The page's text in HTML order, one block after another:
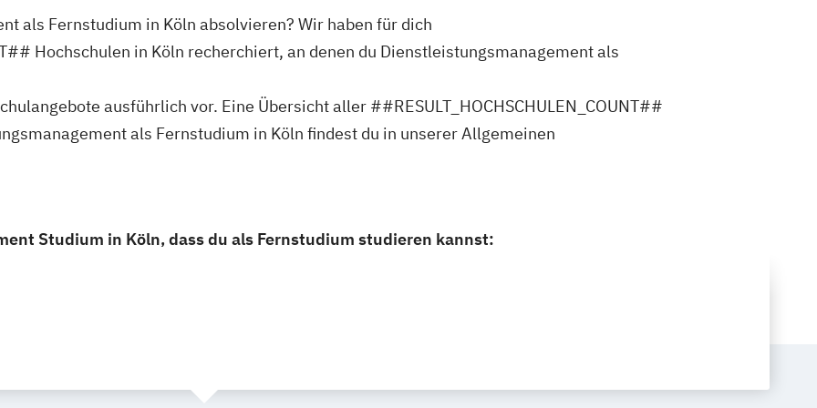
als Fernstudium in Köln absolvieren? Wir haben für dich
Hochschulen in Köln recherchiert, an denen du Dienstleistungsmanagement als
ausführlich vor. Eine Übersicht aller ##RESULT_HOCHSCHULEN_COUNT##
als Fernstudium in Köln findest du in unserer Allgemeinen
Studium in Köln, dass du als Fernstudium studieren kannst: